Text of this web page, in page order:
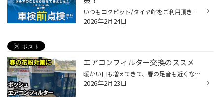
いつもコクピット/タイヤ館をご利用頂きありがとうございます。 今回は、コクピット/タイヤ館がオススメする「車検前点検」についてご紹介いたします。 【車検前点検は、出費を集中させない、かしこい車検対策です】 ・車検って何？よく分からなくて不安・・・。 ・できれば車検の出費を抑えたい・...
2026年2月24日
エアコンフィルター交換のススメ
暖かい日も増えてきて、春の足音も近くなってきました この時期に気になるのやはり花粉の飛散状況 車内の空気をキレイにしてくれるエアコンフィルター このタイミングでの点検・交換がおススメです 1年もしくは1万キロ走行での交換が推奨となります ちょうど1年、1万キロ走行したエアコンフィルター...
2026年2月23日